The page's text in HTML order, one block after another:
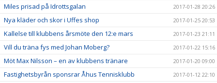
Miles prisad på Idrottsgalan 2017-01-28 20:26
Nya kläder och skor i Uffes shop 2017-01-25 20:53
Kallelse till klubbens årsmöte den 12:e mars 2017-01-23 21:11
Vill du träna fys med Johan Moberg? 2017-01-22 15:16
Möt Max Nilsson – en av klubbens tränare 2017-01-20 09:00
Fastighetsbyrån sponsrar Åhus Tennisklubb 2017-01-12 22:10